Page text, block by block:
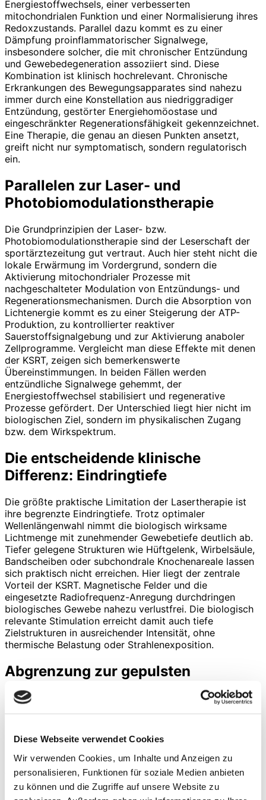
Diese Webseite verwendet Cookies
Wir verwenden Cookies, um Inhalte und Anzeigen zu
personalisieren, Funktionen für soziale Medien anbieten
zu können und die Zugriffe auf unsere Website zu
Energiestoffwechsels, einer verbesserten
mitochondrialen Funktion und einer Normalisierung ihres
Redoxzustands. Parallel dazu kommt es zu einer
Dämpfung proinflammatorischer Signalwege,
insbesondere solcher, die mit chronischer Entzündung
und Gewebedegeneration assoziiert sind. Diese
Kombination ist klinisch hochrelevant. Chronische
Erkrankungen des Bewegungsapparates sind nahezu
immer durch eine Konstellation aus niedriggradiger
Entzündung, gestörter Energiehomöostase und
eingeschränkter Regenerationsfähigkeit gekennzeichnet.
Eine Therapie, die genau an diesen Punkten ansetzt,
greift nicht nur symptomatisch, sondern regulatorisch
ein.
Parallelen zur Laser- und
Photobiomodulationstherapie
Die Grundprinzipien der Laser- bzw.
Photobiomodulationstherapie sind der Leserschaft der
sportärztezeitung gut vertraut. Auch hier steht nicht die
lokale Erwärmung im Vordergrund, sondern die
Aktivierung mitochondrialer Prozesse mit
nachgeschalteter Modulation von Entzündungs- und
Regenerationsmechanismen. Durch die Absorption von
Lichtenergie kommt es zu einer Steigerung der ATP-
Produktion, zu kontrollierter reaktiver
Sauerstoffsignalgebung und zur Aktivierung anaboler
Zellprogramme. Vergleicht man diese Effekte mit denen
der KSRT, zeigen sich bemerkenswerte
Übereinstimmungen. In beiden Fällen werden
entzündliche Signalwege gehemmt, der
Energiestoffwechsel stabilisiert und regenerative
Prozesse gefördert. Der Unterschied liegt hier nicht im
biologischen Ziel, sondern im physikalischen Zugang
bzw. dem Wirkspektrum.
Die entscheidende klinische
Differenz: Eindringtiefe
Die größte praktische Limitation der Lasertherapie ist
ihre begrenzte Eindringtiefe. Trotz optimaler
Wellenlängenwahl nimmt die biologisch wirksame
Lichtmenge mit zunehmender Gewebetiefe deutlich ab.
Tiefer gelegene Strukturen wie Hüftgelenk, Wirbelsäule,
Bandscheiben oder subchondrale Knochenareale lassen
sich praktisch nicht erreichen. Hier liegt der zentrale
Vorteil der KSRT. Magnetische Felder und die
eingesetzte Radiofrequenz-Anregung durchdringen
biologisches Gewebe nahezu verlustfrei. Die biologisch
relevante Stimulation erreicht damit auch tiefe
Zielstrukturen in ausreichender Intensität, ohne
thermische Belastung oder Strahlenexposition.
Abgrenzung zur gepulsten
elektromagnetischen Feldtherapie
Mit der wachsenden Verbreitung der KSRT stellt sich
gegenüber der gepulsten elektromagnetischen
PEMFT). Beide Verfahren sind nicht-invasiv,
tiefenwirksam und zeigen vergleichbare klinische
Endpunkte wie Schmerzreduktion und